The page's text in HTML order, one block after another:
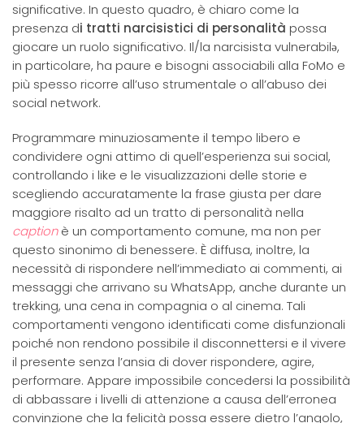
significative. In questo quadro, è chiaro come la
presenza di tratti narcisistici di personalità possa
giocare un ruolo significativo. Il/la narcisista vulnerabilǝ,
in particolare, ha paure e bisogni associabili alla FoMo e
più spesso ricorre all’uso strumentale o all’abuso dei
social network.
Programmare minuziosamente il tempo libero e
condividere ogni attimo di quell’esperienza sui social,
controllando i like e le visualizzazioni delle storie e
scegliendo accuratamente la frase giusta per dare
maggiore risalto ad un tratto di personalità nella
captionè un comportamento comune, ma non per
questo sinonimo di benessere. È diffusa, inoltre, la
necessità di rispondere nell’immediato ai commenti, ai
messaggi che arrivano su WhatsApp, anche durante un
trekking, una cena in compagnia o al cinema. Tali
comportamenti vengono identificati come disfunzionali
poiché non rendono possibile il disconnettersi e il vivere
il presente senza l’ansia di dover rispondere, agire,
performare. Appare impossibile concedersi la possibilità
di abbassare i livelli di attenzione a causa dell’erronea
convinzione che la felicità possa essere dietro l’angolo,